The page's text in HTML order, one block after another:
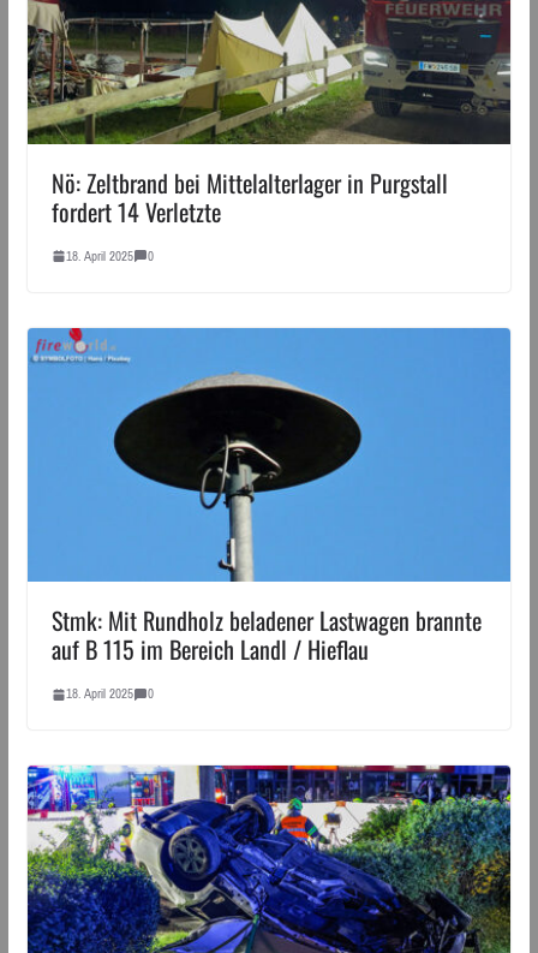
Nö: Zeltbrand bei Mittelalterlager in Purgstall
fordert 14 Verletzte
18. April 2025 0
Stmk: Mit Rundholz beladener Lastwagen brannte
auf B 115 im Bereich Landl / Hieflau
18. April 2025 0